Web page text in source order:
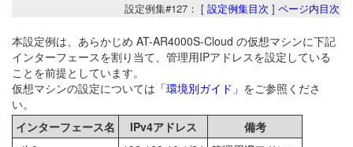
設定例集#127： [ 設定例集目次 ] ページ内目次
本設定例は、あらかじめ AT-AR4000S-Cloud の仮想マシンに下記
インターフェースを割り当て、管理用IPアドレスを設定している
ことを前提としています。
仮想マシンの設定については 「環境別ガイド」 をご参照くださ
い。
インターフェース名
IPv4アドレス
備考